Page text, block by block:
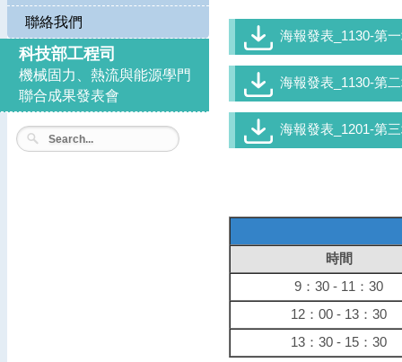
聯絡我們
科技部工程司
機械固力、熱流與能源學門
聯合成果發表會
海報發表_1130-第
海報發表_1130-第
海報發表_1201-第
時間
9：30 - 11：30
12：00 - 13：30
13：30 - 15：30